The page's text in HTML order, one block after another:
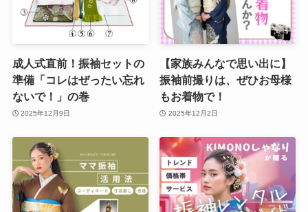
成人式直前！振袖セットの
準備「コレはぜったい忘れ
ないで！」の巻
2025年12月9日
【家族みんなで思い出に】
振袖前撮りは、ぜひお母様
もお着物で！
2025年12月2日